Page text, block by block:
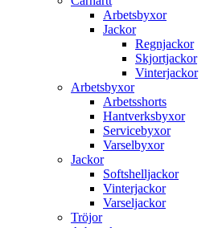
Arbetsbyxor
Jackor
Regnjackor
Skjortjackor
Vinterjackor
Arbetsbyxor
Arbetsshorts
Hantverksbyxor
Servicebyxor
Varselbyxor
Jackor
Softshelljackor
Vinterjackor
Varseljackor
Tröjor